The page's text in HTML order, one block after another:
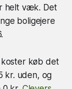
helt væk. Det
boligejere
køb det
kr. uden, og